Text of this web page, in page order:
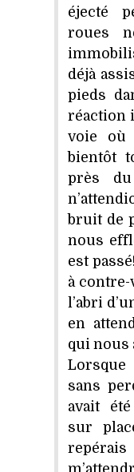
éjecté
roues
déjà
pieds
réaction
voie où
bientôt
près
bruit de
nous
est
à
l’abri
en
qui nous
sans
avait
sur